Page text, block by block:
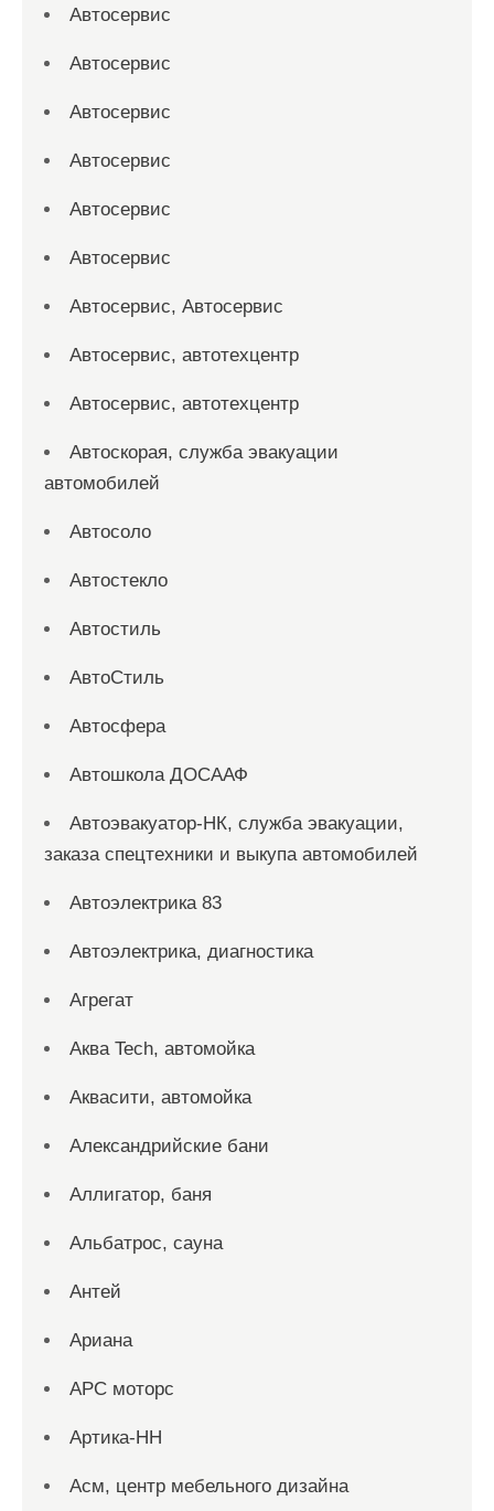
Автосервис
Автосервис
Автосервис
Автосервис
Автосервис
Автосервис
Автосервис, Автосервис
Автосервис, автотехцентр
Автосервис, автотехцентр
Автоскорая, служба эвакуации
автомобилей
Автосоло
Автостекло
Автостиль
АвтоСтиль
Автосфера
Автошкола ДОСААФ
Автоэвакуатор-НК, служба эвакуации,
заказа спецтехники и выкупа автомобилей
Автоэлектрика 83
Автоэлектрика, диагностика
Агрегат
Аква Tech, автомойка
Аквасити, автомойка
Александрийские бани
Аллигатор, баня
Альбатрос, сауна
Антей
Ариана
АРС моторс
Артика-НН
Асм, центр мебельного дизайна